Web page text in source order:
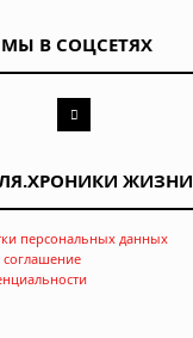
МЫ В СОЦСЕТЯХ
ЖИЗНИ
персональных данных
соглашение